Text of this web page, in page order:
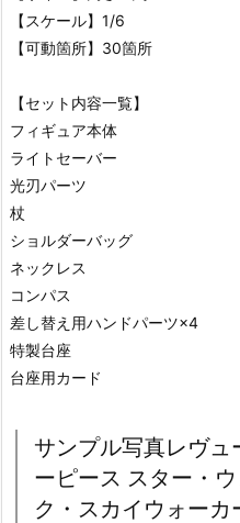
【スケール】1/6
【可動箇所】30箇所
【セット内容一覧】
フィギュア本体
ライトセーバー
光刃パーツ
杖
ショルダーバッグ
ネックレス
コンパス
差し替え用ハンドパーツ×4
特製台座
台座用カード
サンプル写真レヴュ
ーピース スター・
ク・スカイウォーカ